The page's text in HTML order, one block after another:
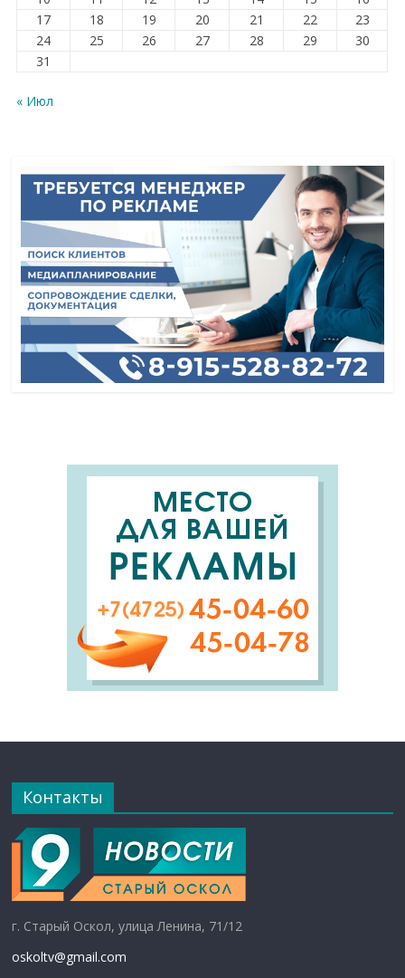
17
18 19 20 21 22
23
24
25 26 27 28 29
30
31
« Июл
Контакты
г. Старый Оскол, улица Ленина, 71/12
oskoltv@gmail.com